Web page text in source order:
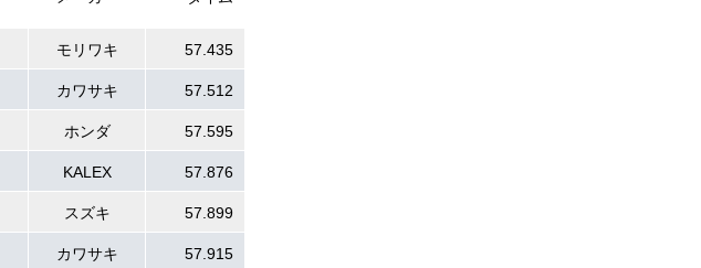
モリワキ 57.435
カワサキ 57.512
ホンダ 57.595
KALEX 57.876
スズキ 57.899
カワサキ 57.915